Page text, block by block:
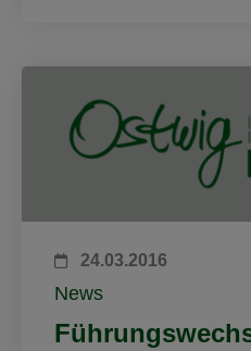
24.03.2016
News